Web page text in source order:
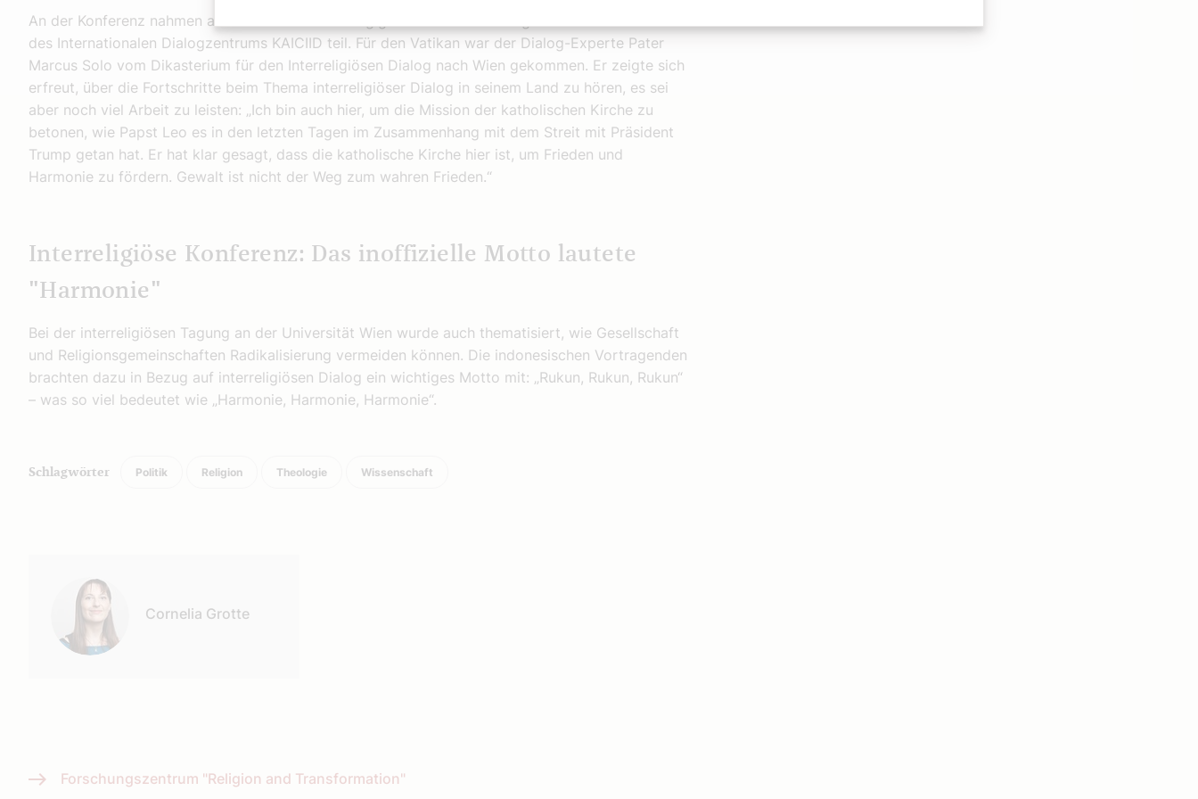
An der Konferenz nahmen außerdem eine hochrangige indonesische Delegation sowie Vertreter
des Internationalen Dialog­zentrums KAICIID teil. Für den Vatikan war der Dialog-Experte Pater
Marcus Solo vom Dikasterium für den Interreligiösen Dialog nach Wien gekommen. Er zeigte sich
erfreut, über die Fortschritte beim Thema interreligiöser Dialog in seinem Land zu hören, es sei
aber noch viel Arbeit zu leisten: „Ich bin auch hier, um die Mission der katholischen Kirche zu
betonen, wie Papst Leo es in den letzten Tagen im Zusammenhang mit dem Streit mit Präsident
Trump getan hat. Er hat klar gesagt, dass die katholische Kirche hier ist, um Frieden und
Harmonie zu fördern. Gewalt ist nicht der Weg zum wahren Frieden.“
Interreligiöse Konferenz: Das inoffizielle Motto lautete
"Harmonie"
Bei der interreligiösen Tagung an der Universität Wien wurde auch thematisiert, wie Gesellschaft
und Religionsgemeinschaften Radikalisierung vermeiden können. Die indonesischen Vortragenden
brachten dazu in Bezug auf interreligiösen Dialog ein wichtiges Motto mit: „Rukun, Rukun, Rukun“
– was so viel bedeutet wie „Harmonie, Harmonie, Harmonie“.
Schlagwörter Politik Religion Theologie Wissenschaft
Cornelia Grotte
Forschungszentrum "Religion and Transformation"